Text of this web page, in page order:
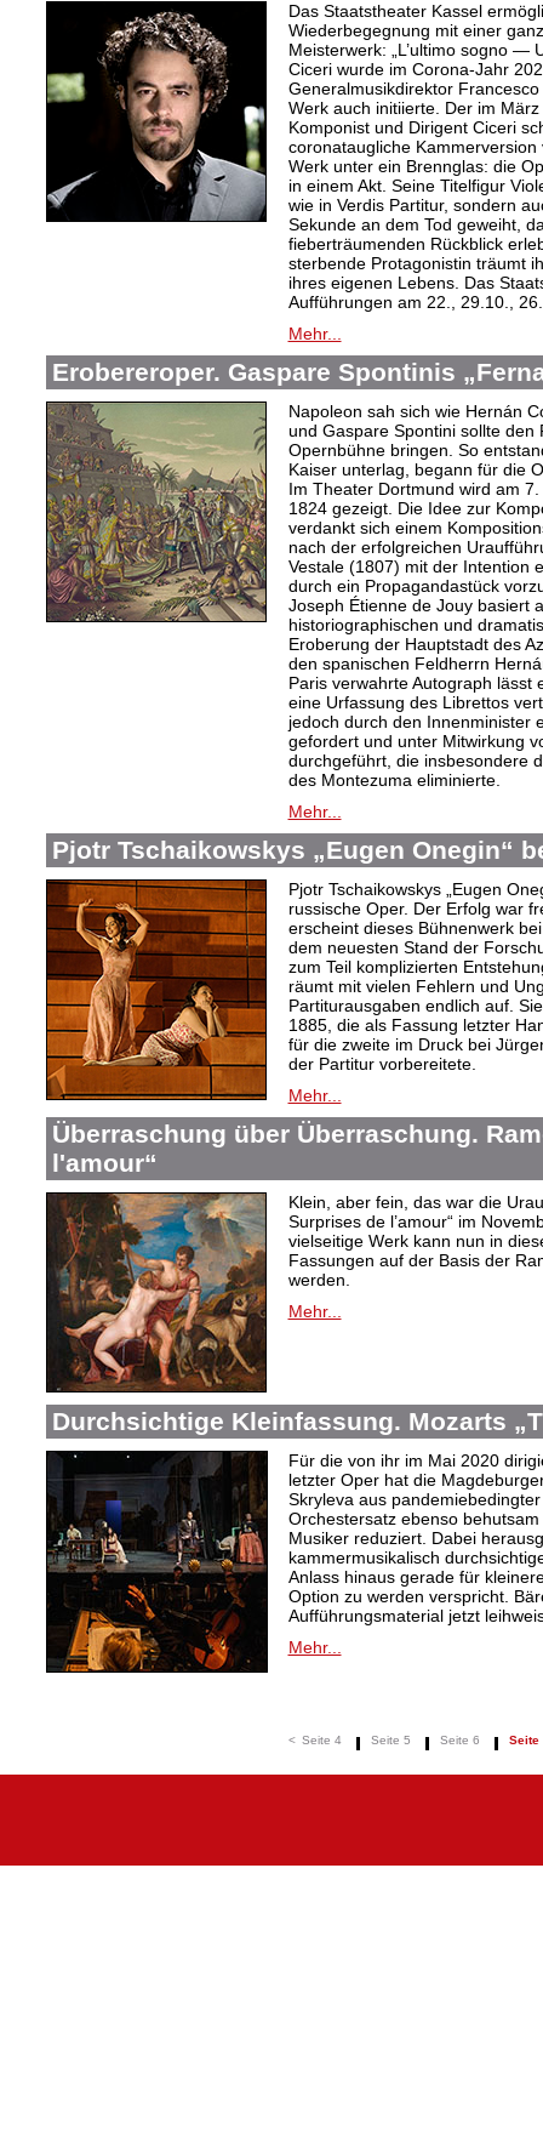
Das Staatstheater Kassel
Wiederbegegnung mit einer
Meisterwerk: „L’ultimo sogno —
Ciceri wurde im Corona-Jahr
Generalmusikdirektor
Werk auch initiierte. Der im
Komponist und Dirigent Ciceri
coronataugliche Kammerversion
Werk unter ein Brennglas: die
in einem Akt. Seine Titelfigur
wie in Verdis Partitur, sondern
Sekunde an dem Tod geweiht,
fieberträumenden Rückblick
sterbende Protagonistin träumt
ihres eigenen Lebens. Das
Aufführungen am 22., 29.10.,
Mehr...
Erobereroper. Gaspare Spontinis
Napoleon sah sich wie Hernán
und Gaspare Spontini sollte den
Opernbühne bringen. So
Kaiser unterlag, begann für die
Im Theater Dortmund wird am
1824 gezeigt. Die Idee zur
verdankt sich einem
nach der erfolgreichen
Vestale (1807) mit der Intention
durch ein Propagandastück
Joseph Étienne de Jouy basiert
historiographischen und
Eroberung der Hauptstadt des
den spanischen Feldherrn
Paris verwahrte Autograph lässt
eine Urfassung des Librettos
jedoch durch den Innenminister
gefordert und unter Mitwirkung
durchgeführt, die insbesondere
des Montezuma eliminierte.
Mehr...
Pjotr Tschaikowskys „Eugen Onegin“
Pjotr Tschaikowskys „Eugen
russische Oper. Der Erfolg war
erscheint dieses Bühnenwerk
dem neuesten Stand der
zum Teil komplizierten
räumt mit vielen Fehlern und
Partiturausgaben endlich auf.
1885, die als Fassung letzter
für die zweite im Druck bei
der Partitur vorbereitete.
Mehr...
Überraschung über Überraschung.
l'amour“
Klein, aber fein, das war die
Surprises de l’amour“ im
vielseitige Werk kann nun in
Fassungen auf der Basis der
werden.
Mehr...
Durchsichtige Kleinfassung. Mozarts
Für die von ihr im Mai 2020
letzter Oper hat die
Skryleva aus
Orchestersatz ebenso
Musiker reduziert. Dabei
kammermusikalisch
Anlass hinaus gerade für
Option zu werden verspricht.
Aufführungsmaterial jetzt
Mehr...
< Seite 4 Seite 5 Seite 6 Seite